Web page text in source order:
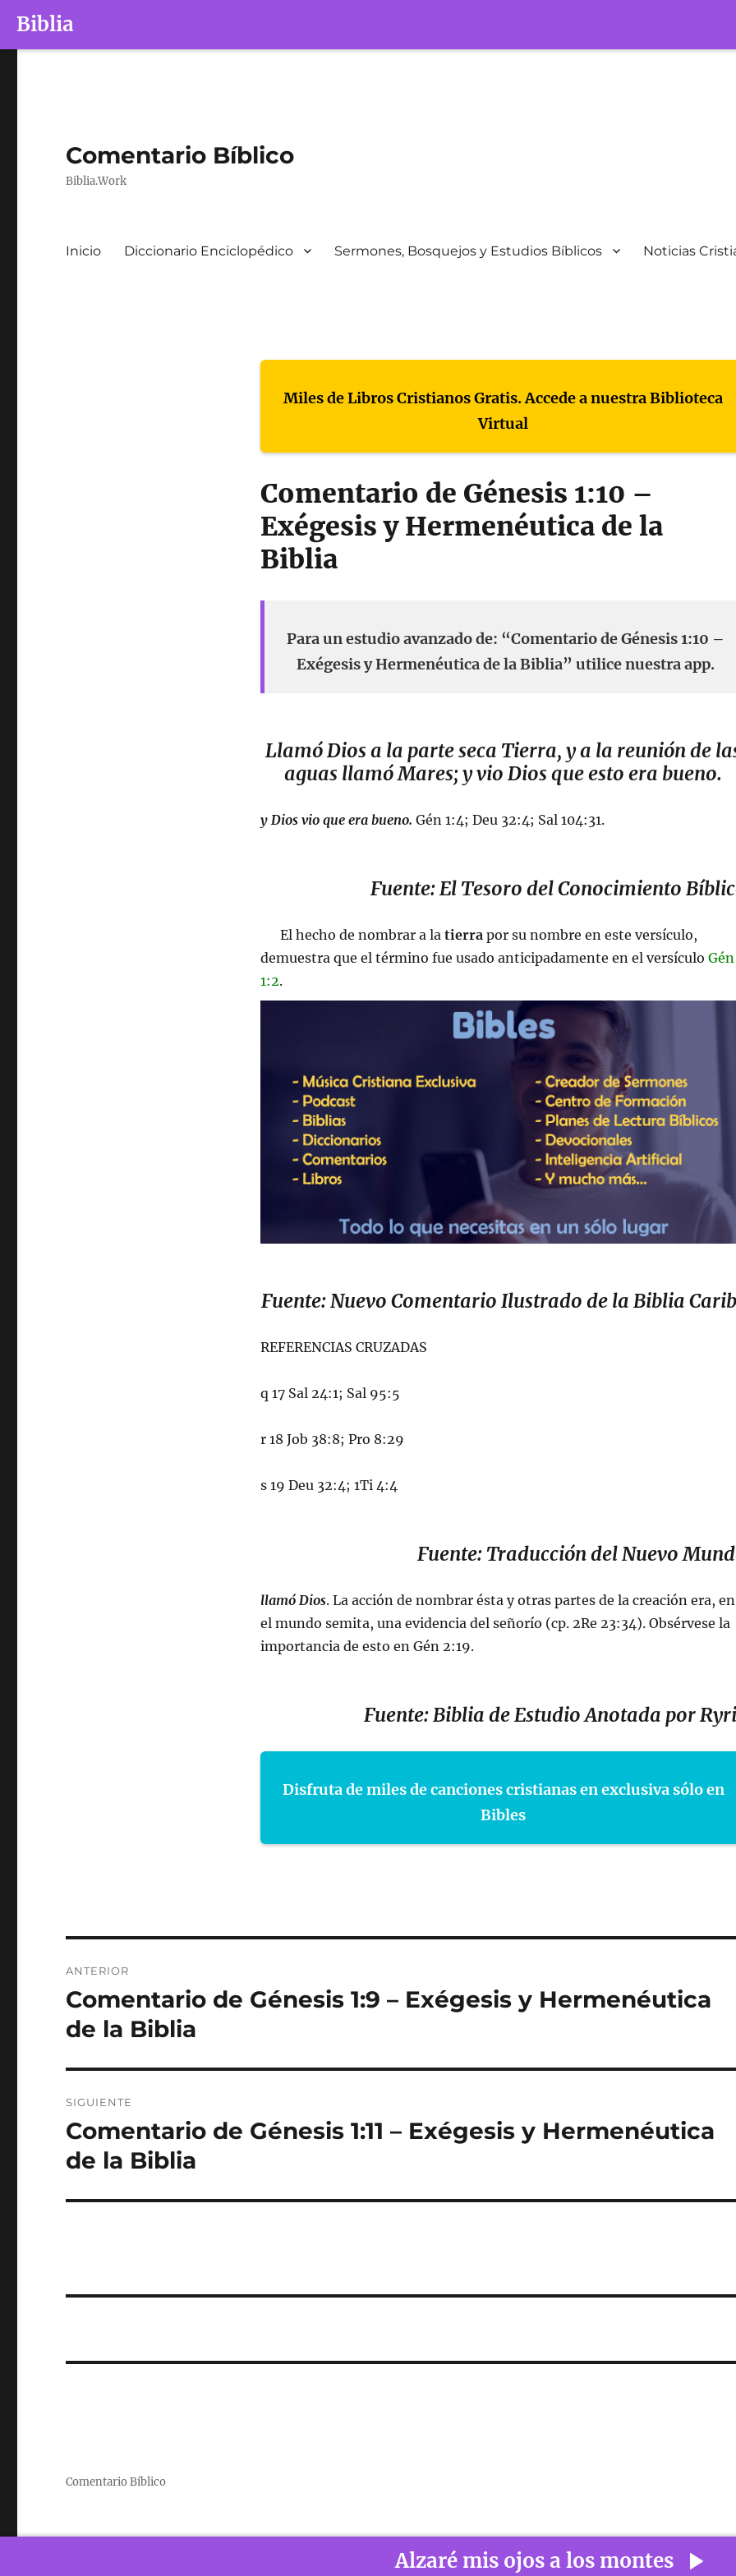
Biblia
Comentario Bíblico
Biblia.Work
Inicio Diccionario Enciclopédico Sermones, Bosquejos y Estudios Bíblicos Noticias
Miles de Libros Cristianos Gratis. Accede a nuestra Biblioteca
Virtual
Comentario de Génesis 1:10 –
Exégesis y Hermenéutica de la
Biblia
Para un estudio avanzado de: “Comentario de Génesis 1:10 –
Exégesis y Hermenéutica de la Biblia” utilice nuestra app.
Llamó Dios a la parte seca Tierra, y a la reunión de
aguas llamó Mares; y vio Dios que esto era bueno.
y Dios vio que era bueno. Gén 1:4; Deu 32:4; Sal 104:31.
Fuente: El Tesoro del Conocimiento
El hecho de nombrar a la tierrapor su nombre en este versículo,
demuestra que el término fue usado anticipadamente en el versículo Gén
1:2.
Fuente: Nuevo Comentario Ilustrado de la Biblia
REFERENCIAS CRUZADAS
q 17 Sal 24:1; Sal 95:5
r 18 Job 38:8; Pro 8:29
s 19 Deu 32:4; 1Ti 4:4
Fuente: Traducción del Nuevo
llamó Dios. La acción de nombrar ésta y otras partes de la creación era, en
el mundo semita, una evidencia del señorío (cp. 2Re 23:34). Obsérvese la
importancia de esto en Gén 2:19.
Fuente: Biblia de Estudio Anotada por
Disfruta de miles de canciones cristianas en exclusiva sólo en
Bibles
de
entradas
ANTERIOR
Entrada
anterior:
Comentario de Génesis 1:9 – Exégesis y Hermenéutica
de la Biblia
SIGUIENTE
Entrada
siguiente:
Comentario de Génesis 1:11 – Exégesis y Hermenéutica
de la Biblia
Comentario Bíblico
Alzaré mis ojos a los montes